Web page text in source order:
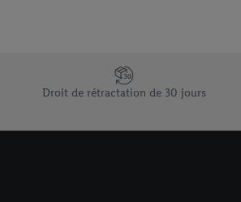
Droit de rétractation de 30 jours